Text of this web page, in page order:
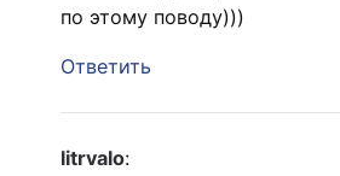
по этому поводу)))
Ответить
litrvalo: